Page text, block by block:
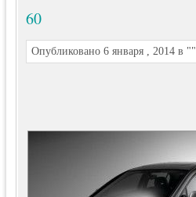
60
Опубликовано 6 января , 2014 в ""